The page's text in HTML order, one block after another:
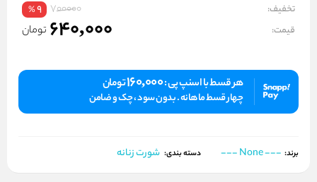
تخفیف: 700000
9
%
قیمت: 640,000 تومان
هر قسط با اسنپ پی :160,000تومان
چهار قسط ماهانه . بدون سود ، چک و ضامن
برند: --- None --- دسته بندی: شورت زنانه